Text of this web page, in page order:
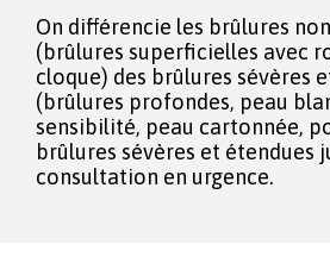
On différencie les brûlures
(brûlures superficielles avec
cloque) des brûlures sévères
(brûlures profondes, peau
sensibilité, peau cartonnée,
brûlures sévères et étendues
consultation en urgence.